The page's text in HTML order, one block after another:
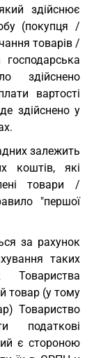
здійснює
(покупця /
товарів /
здійснено
вартості
здійснено у
залежить
коштів, які
товари /
"першої
за рахунок
таких
товар (у тому
Товариство
податкові
є стороною